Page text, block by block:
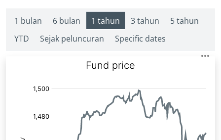
1 bulan 6 bulan 1 tahun 3 tahun
5 tahun
YTD
Sejak peluncuran Specific dates